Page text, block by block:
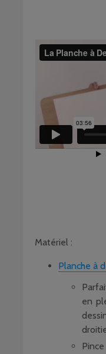
Matériel :
Planche à
en